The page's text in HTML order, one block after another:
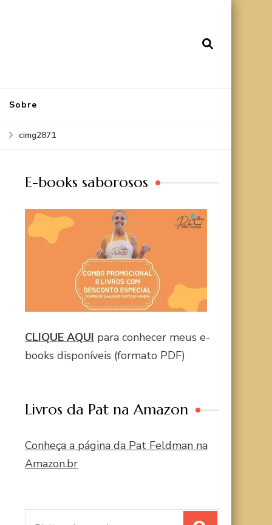
Sobre
cimg2871
E-books saborosos
CLIQUE AQUI para conhecer meus e-
books disponíveis (formato PDF)
Livros da Pat na Amazon
Conheça a página da Pat Feldman na
Amazon.br